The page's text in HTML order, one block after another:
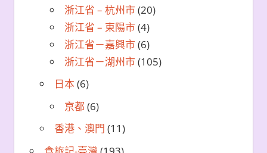
浙江省 – 杭州市(20)
浙江省 – 東陽市(4)
浙江省－嘉興市(6)
浙江省－湖州市(105)
日本(6)
京都(6)
香港、澳門 (11)